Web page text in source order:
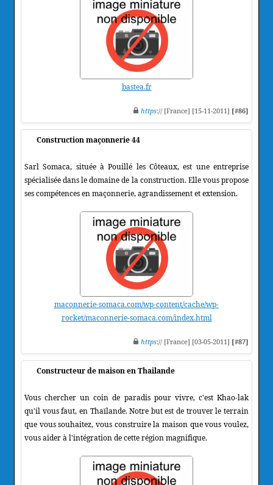
bastea.fr
https:// [France] [15-11-2011] [#86]
Construction maçonnerie 44
Sarl Somaca, située à Pouillé les Côteaux, est une entreprise
spécialisée dans le domaine de la construction. Elle vous propose
ses compétences en maçonnerie, agrandissement et extension.
maconnerie-somaca.com/wp-content/cache/wp-
rocket/maconnerie-somaca.com/index.html
https:// [France] [03-05-2011] [#87]
Constructeur de maison en Thailande
Vous chercher un coin de paradis pour vivre, c'est Khao-lak
qu'il vous faut, en Thaïlande. Notre but est de trouver le terrain
que vous souhaitez, vous construire la maison que vous voulez,
vous aider à l'intégration de cette région magnifique.